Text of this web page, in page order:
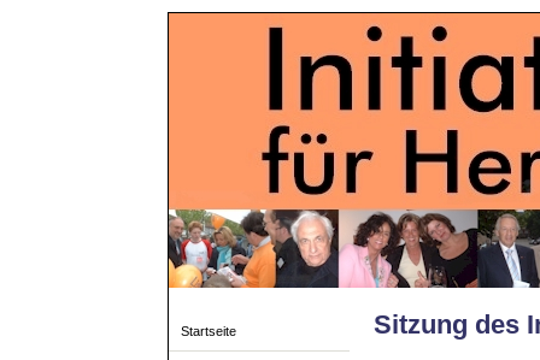
Startseite Sitzung des